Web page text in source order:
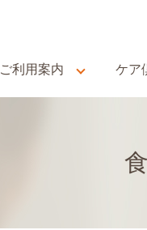
ご利用案内 ケア